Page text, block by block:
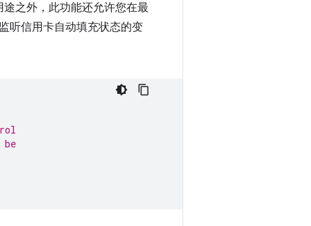
之外，此功能还允许您在最
听信用卡自动填充状态的变